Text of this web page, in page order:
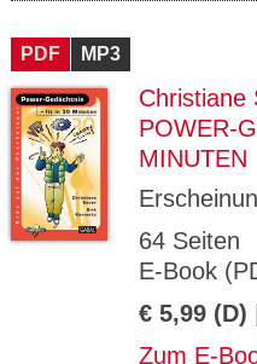
PDF MP3
Christiane
POWER-
MINUTEN
64 Seiten
E-Book
€ 5,99 (D)
Zum E-